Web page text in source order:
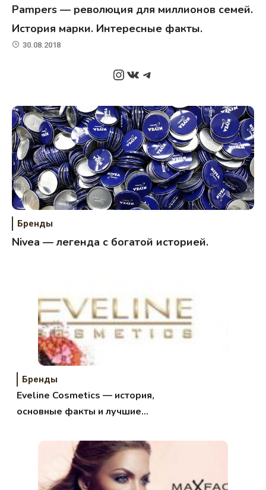
Pampers — революция для миллионов семей.
История марки. Интересные факты.
30.08.2018
Instagram
ВКонтакте
Telegram
Бренды
Nivea — легенда с богатой историей.
Бренды
Eveline Cosmetics — история,
основные факты и лучшие